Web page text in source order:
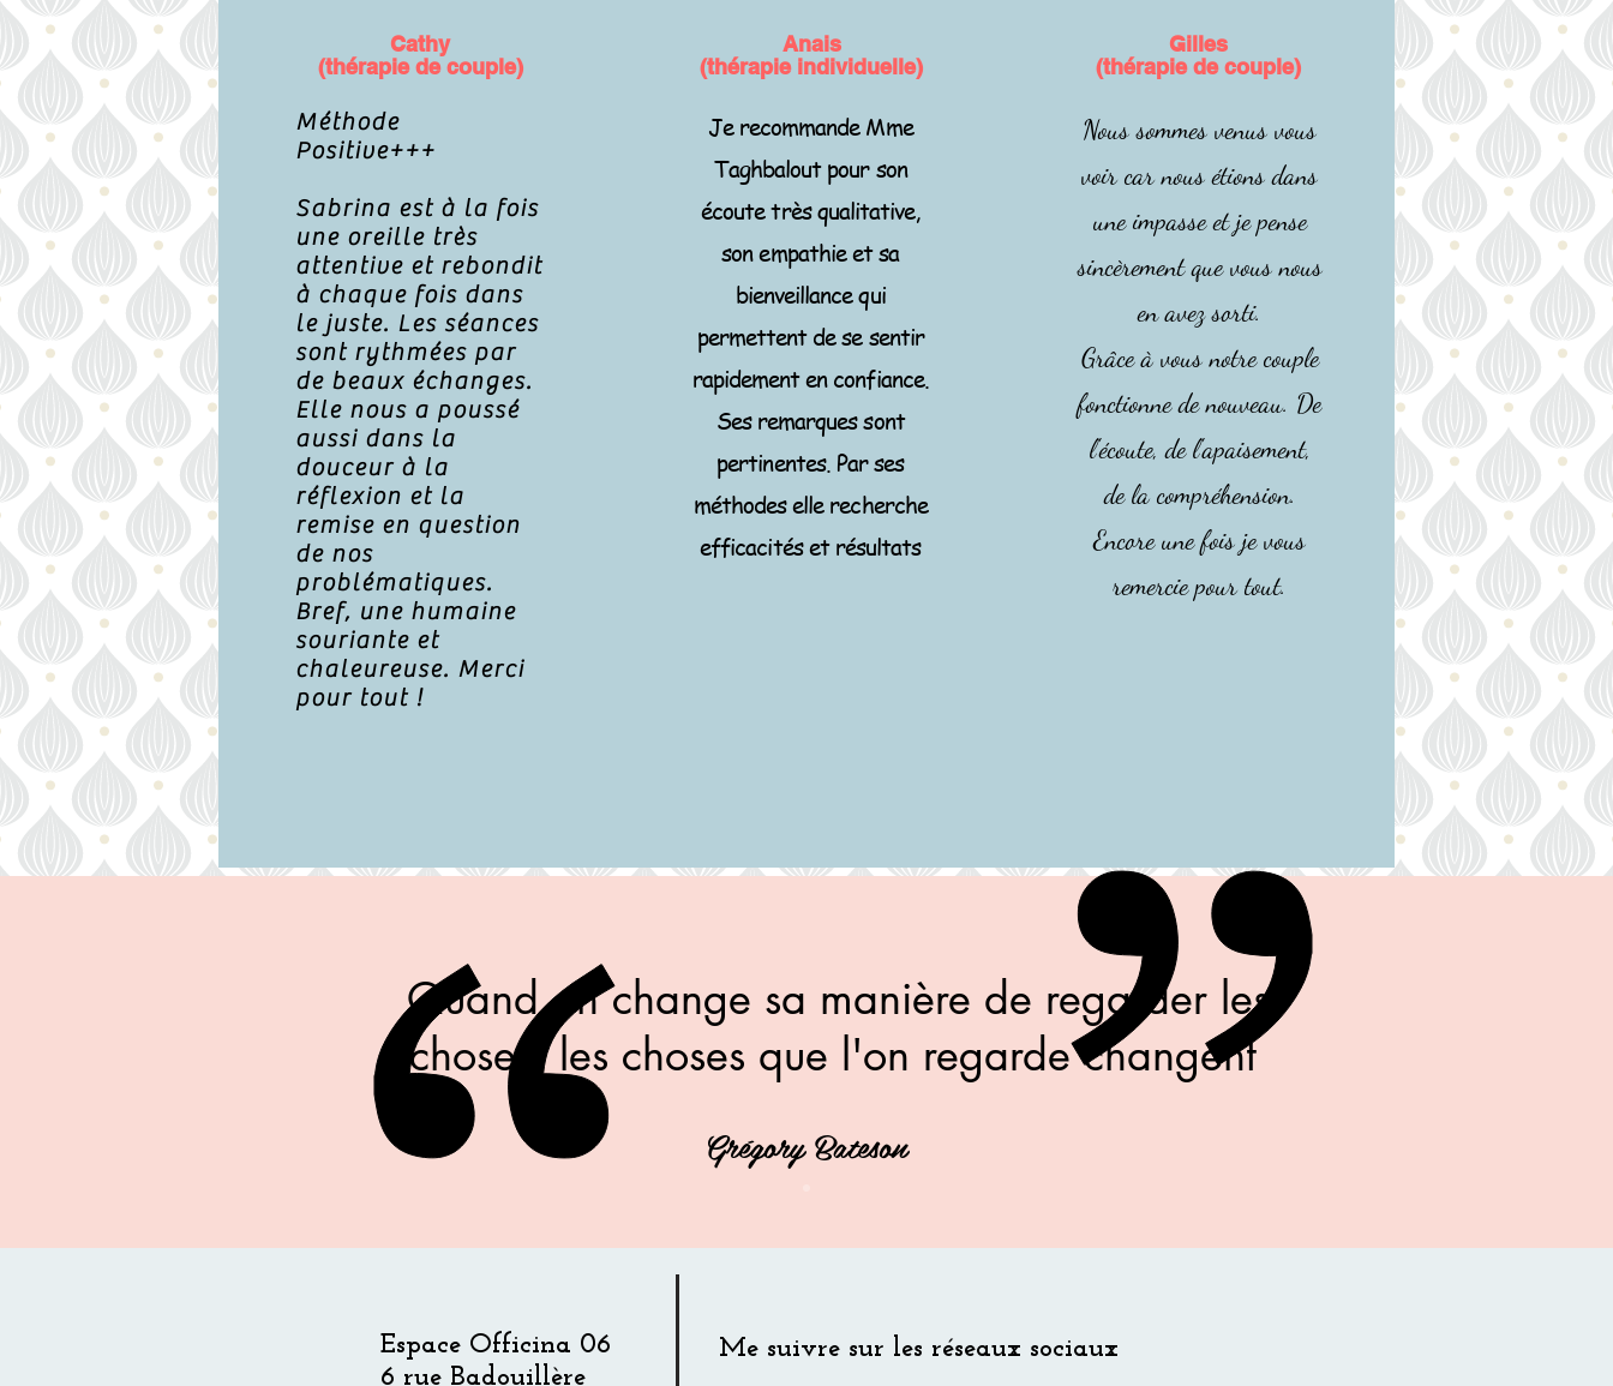
Cathy
(thérapie de couple)
Méthode
Positive+++
Sabrina est à la fois
une oreille très
attentive et rebondit
à chaque fois dans
le juste. Les séances
sont rythmées par
de beaux échanges.
Elle nous a poussé
aussi dans la
douceur à la
réflexion et la
remise en question
de nos
problématiques.
Bref, une humaine
souriante et
chaleureuse. Merci
pour tout !
Anais
(thérapie individuelle)
Je recommande Mme
Taghbalout pour son
écoute très qualitative,
son empathie et sa
bienveillance qui
permettent de se sentir
rapidement en confiance.
Ses remarques sont
pertinentes. Par ses
méthodes elle recherche
efficacités et résultats
Gilles
(thérapie de couple)
Nous sommes venus vous
voir car nous étions dans
une impasse et je pense
sincèrement que vous nous
en avez sorti.
Grâce à vous notre couple
fonctionne de nouveau. De
l'écoute, de l'apaisement,
de la compréhension.
Encore une fois je vous
remercie pour tout.
Quand on change sa manière de regarder les
choses, les choses que l'on regarde changent
Grégory Bateson
Espace Officina 06
6 rue Badouillère
Me suivre sur les réseaux sociaux